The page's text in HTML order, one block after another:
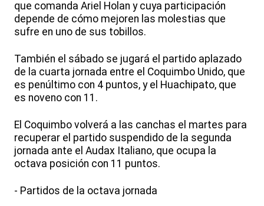
que comanda Ariel Holan y cuya participación
depende de cómo mejoren las molestias que
sufre en uno de sus tobillos.
También el sábado se jugará el partido aplazado
de la cuarta jornada entre el Coquimbo Unido, que
es penúltimo con 4 puntos, y el Huachipato, que
es noveno con 11.
El Coquimbo volverá a las canchas el martes para
recuperar el partido suspendido de la segunda
jornada ante el Audax Italiano, que ocupa la
octava posición con 11 puntos.
- Partidos de la octava jornada